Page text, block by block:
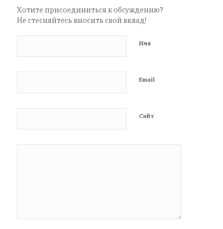
Хотите присоединиться к обсуждению?
Не стесняйтесь вносить свой вклад!
Имя
Email
Сайт